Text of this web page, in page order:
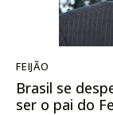
FEIJÃO
Brasil se
ser o pai do